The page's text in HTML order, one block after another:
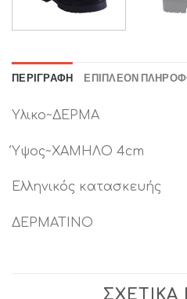
ΠΕΡΙΓΡΑΦΉ ΕΠΙΠΛΈΟΝ
Υλικο~ΔΕΡΜΑ
Ύψος~ΧΑΜΗΛΟ 4cm
Ελληνικός κατασκευής
ΔΕΡΜΑΤΙΝΟ